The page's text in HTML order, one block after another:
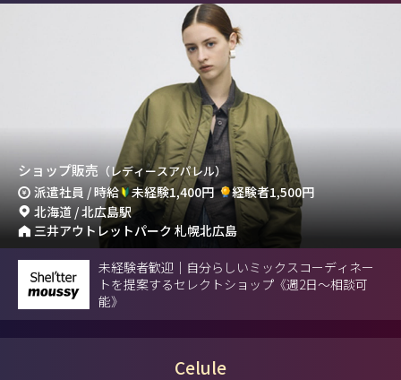
ショップ販売 （レディースアパレル）
派遣社員 / 時給 未経験1,400円
経験者1,500円
北海道 / 北広島駅
三井アウトレットパーク 札幌北広島
未経験者歓迎｜自分らしいミックスコーディネー
トを提案するセレクトショップ《週2日～相談可
能》
Celule